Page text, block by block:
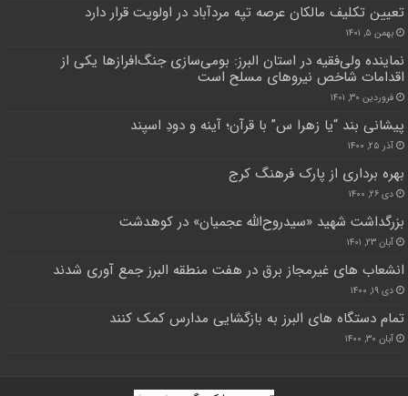
تعیین تکلیف مالکان عرصه تپه مردآباد در اولویت قرار دارد
بهمن ۵, ۱۴۰۱
نماینده ولی‌فقیه در استان البرز: بومی‌سازی جنگ‌افرازها یکی از
اقدامات شاخص نیروهای مسلح است
فروردین ۳۰, ۱۴۰۱
پیشانی بند “یا زهرا س” با قرآن؛‌ آینه و دودِ اسپند
آذر ۲۵, ۱۴۰۰
بهره برداری از پارک فرهنگ کرج
دی ۲۶, ۱۴۰۰
بزرگداشت شهید «سیدروح‌الله عجمیان» در کوهدشت
آبان ۲۳, ۱۴۰۱
انشعاب های غیرمجاز برق در هفت منطقه البرز جمع آوری شدند
دی ۱۹, ۱۴۰۰
تمام دستگاه های البرز به بازگشایی مدارس کمک کنند
آبان ۳۰, ۱۴۰۰